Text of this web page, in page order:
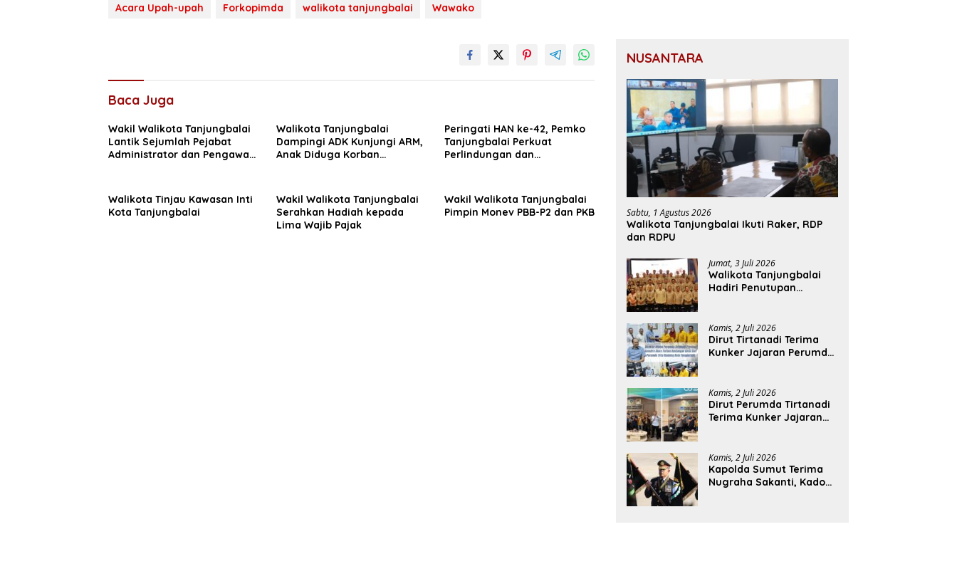
Acara Upah-upah Forkopimda walikota tanjungbalai Wawako
Baca Juga
Wakil Walikota Tanjungbalai
Lantik Sejumlah Pejabat
Administrator dan Pengawas
Walikota Tanjungbalai
Dampingi ADK Kunjungi ARM,
Anak Diduga Korban
Peringati HAN ke-42, Pemko
Tanjungbalai Perkuat
Perlindungan dan
Walikota Tinjau Kawasan Inti
Kota Tanjungbalai
Wakil Walikota Tanjungbalai
Serahkan Hadiah kepada
Lima Wajib Pajak
Wakil Walikota Tanjungbalai
Pimpin Monev PBB-P2 dan PKB
NUSANTARA
Sabtu, 1 Agustus 2026
Walikota Tanjungbalai Ikuti Raker, RDP
dan RDPU
Jumat, 3 Juli 2026
Walikota Tanjungbalai
Hadiri Penutupan
Kamis, 2 Juli 2026
Dirut Tirtanadi Terima
Kunker Jajaran Perumda
Kamis, 2 Juli 2026
Dirut Perumda Tirtanadi
Terima Kunker Jajaran
Kamis, 2 Juli 2026
Kapolda Sumut Terima
Nugraha Sakanti, Kado